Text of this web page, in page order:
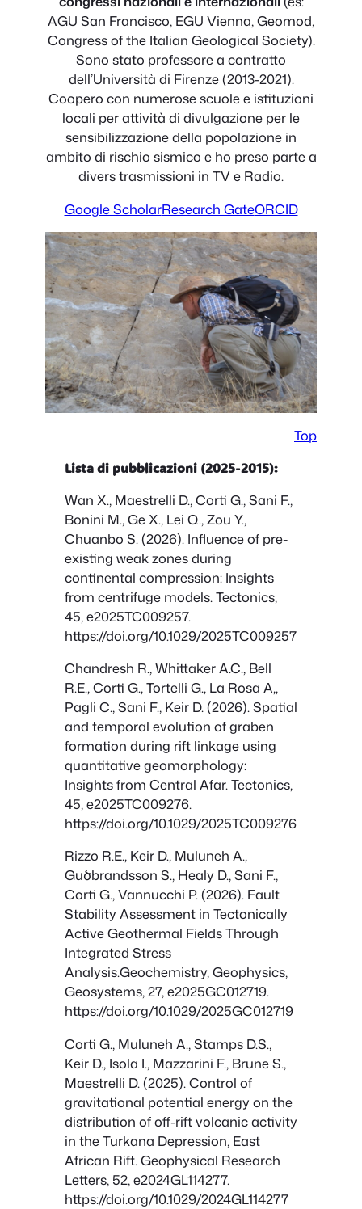
AGU San Francisco, EGU Vienna, Geomod,
Congress of the Italian Geological Society).
Sono stato professore a contratto
dell’Università di Firenze (2013-2021).
Coopero con numerose scuole e istituzioni
locali per attività di divulgazione per le
sensibilizzazione della popolazione in
ambito di rischio sismico e ho preso parte a
divers trasmissioni in TV e Radio.
Google ScholarResearch GateORCID
Top
Lista di pubblicazioni (2025-2015):
Wan X., Maestrelli D., Corti G., Sani F.,
Bonini M., Ge X., Lei Q., Zou Y.,
Chuanbo S. (2026). Influence of pre-
existing weak zones during
continental compression: Insights
from centrifuge models. Tectonics,
45, e2025TC009257.
https://doi.org/10.1029/2025TC009257
Chandresh R., Whittaker A.C., Bell
R.E., Corti G., Tortelli G., La Rosa A,,
Pagli C., Sani F., Keir D. (2026). Spatial
and temporal evolution of graben
formation during rift linkage using
quantitative geomorphology:
Insights from Central Afar.Tectonics,
45, e2025TC009276.
https://doi.org/10.1029/2025TC009276
Rizzo R.E., Keir D., Muluneh A.,
Guծbrandsson S., Healy D., Sani F.,
Corti G., Vannucchi P. (2026). Fault
Stability Assessment in Tectonically
Active Geothermal Fields Through
Integrated Stress
Analysis.Geochemistry, Geophysics,
Geosystems, 27, e2025GC012719.
https://doi.org/10.1029/2025GC012719
Corti G., Muluneh A., Stamps D.S.,
Keir D., Isola I., Mazzarini F., Brune S.,
Maestrelli D. (2025). Control of
gravitational potential energy on the
distribution of off-rift volcanic activity
in the Turkana Depression, East
African Rift. Geophysical Research
Letters, 52, e2024GL114277.
https://doi.org/10.1029/2024GL114277